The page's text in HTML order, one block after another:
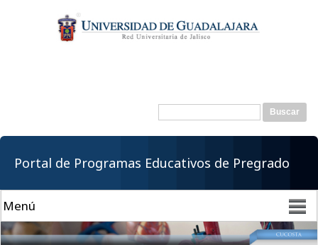
contenido
principal
Formulario de
Buscar
Portal de Programas Educativos de Pregrado